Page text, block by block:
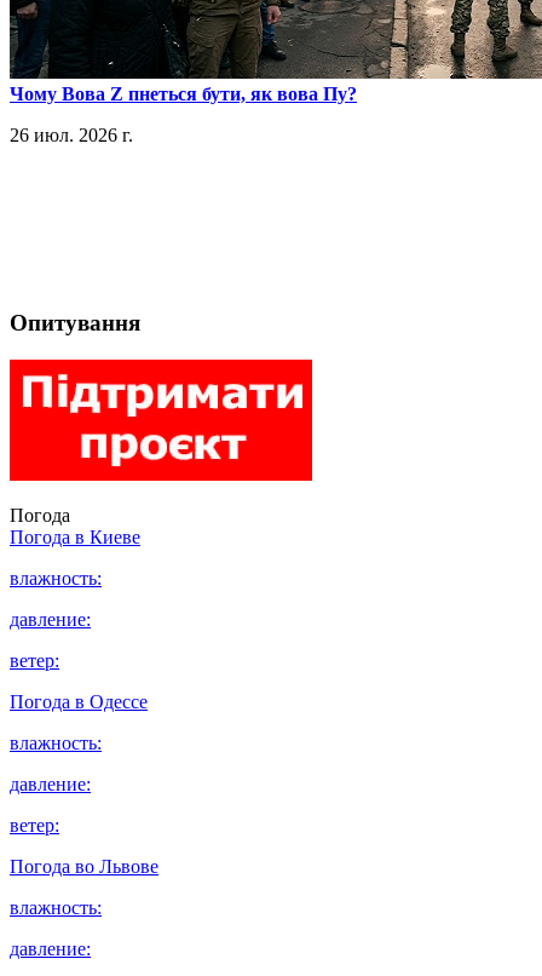
​Чому Вова Z пнеться бути, як вова Пу?
26 июл. 2026 г.
Опитування
Погода
Погода в Киеве
влажность:
давление:
ветер:
Погода в Одессе
влажность:
давление:
ветер:
Погода во Львове
влажность:
давление: